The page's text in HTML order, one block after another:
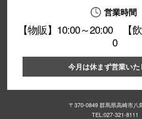
営業時間
【物販】10:00～20:00 【
0
今月は休まず営業い
〒370-0849 群馬県高崎市八
TEL:027-321-8111